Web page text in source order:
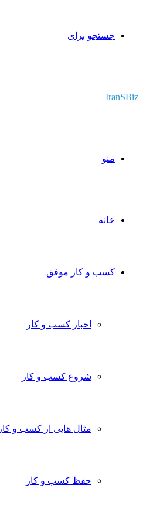
جستجو برای
IranSBiz
منو
خانه
کسب و کار موفق
اخبار کسب و کار
شروع کسب و کار
مثال هایی از کسب و کار
حفظ کسب و کار